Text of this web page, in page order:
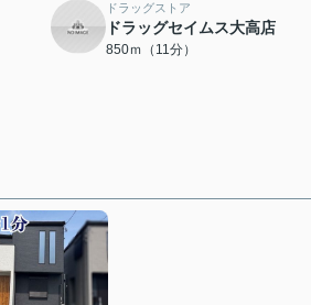
ドラッグストア
ドラッグセイムス大高店
850ｍ（11分）